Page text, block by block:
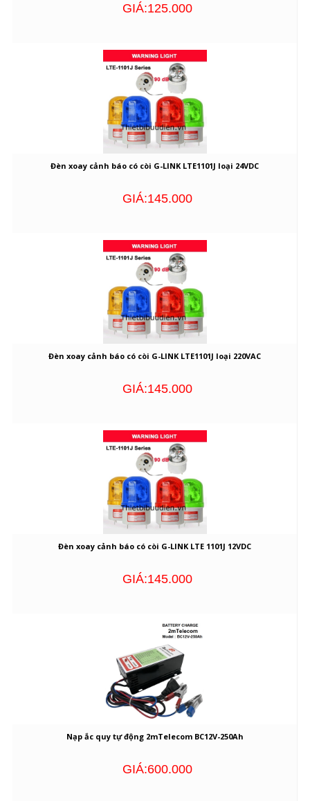
GIÁ:125.000
Đèn xoay cảnh báo có còi G-LINK LTE1101J loại 24VDC
GIÁ:145.000
Đèn xoay cảnh báo có còi G-LINK LTE1101J loại 220VAC
GIÁ:145.000
Đèn xoay cảnh báo có còi G-LINK LTE 1101J 12VDC
GIÁ:145.000
Nạp ắc quy tự động 2mTelecom BC12V-250Ah
GIÁ:600.000